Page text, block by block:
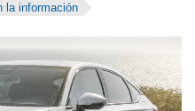
la información